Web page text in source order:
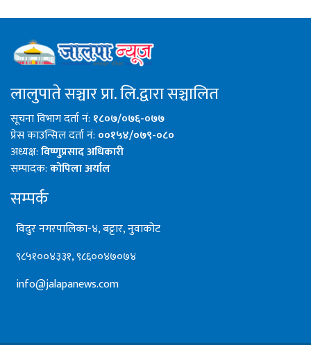
लालुपाते सञ्चार प्रा. लि.द्वारा सञ्चालित
सूचना विभाग दर्ता नं: १८०७/०७६-०७७
प्रेस काउन्सिल दर्ता नं: ००१५४/०७९-०८०
अध्यक्ष:विष्णुप्रसाद अधिकारी
सम्पादक:कोपिला अर्याल
सम्पर्क
विदुर नगरपालिका-४, बट्टार, नुवाकोट
९८५१००४३३१, ९८६००४७०७४
info@jalapanews.com